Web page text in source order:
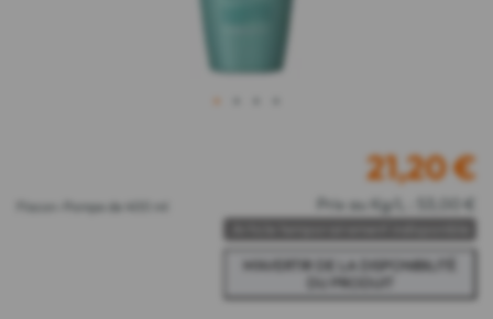
1
Flacon-Pompe de 400 ml
21,20€
Prix au Kg/L : 53,00 €